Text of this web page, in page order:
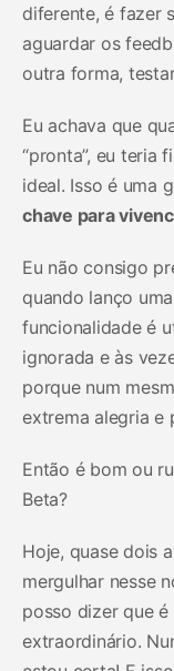
diferente, é fazer
aguardar os
outra forma,
Eu achava que
“pronta”, eu teria
ideal. Isso é uma
chave para
Eu não consigo
quando lanço
funcionalidade é
ignorada e às
porque num
extrema alegria e
Então é bom ou
Beta?
Hoje, quase dois
mergulhar nesse
posso dizer que
extraordinário.